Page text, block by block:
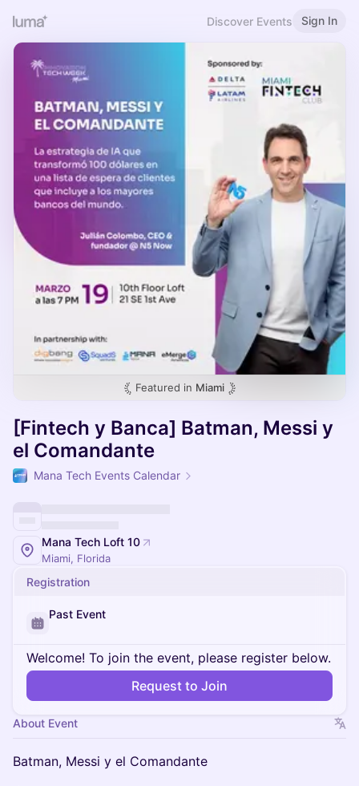
Discover Events Sign In
Featured in Miami
[Fintech y Banca] Batman, Messi y
el Comandante
Mana Tech Events Calendar
Mana Tech Loft 10
Miami, Florida
Registration
Past Event
Welcome! To join the event, please register below.
Request to Join
About Event
Batman, Messi y el Comandante